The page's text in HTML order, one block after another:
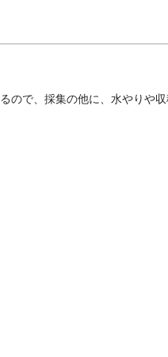
ので、採集の他に、水やりや